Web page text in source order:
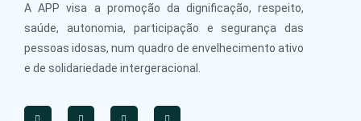
A APP visa a promoção da dignificação, respeito,
saúde, autonomia, participação e segurança das
pessoas idosas, num quadro de envelhecimento ativo
e de solidariedade intergeracional.